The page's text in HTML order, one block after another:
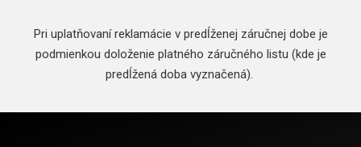
Pri uplatňovaní reklamácie v predĺženej záručnej dobe je
podmienkou doloženie platného záručného listu (kde je
predĺžená doba vyznačená).